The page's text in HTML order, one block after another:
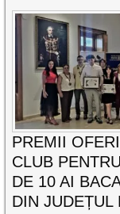
PREMII
CLUB
DE 10 AI
DIN JUDEȚUL